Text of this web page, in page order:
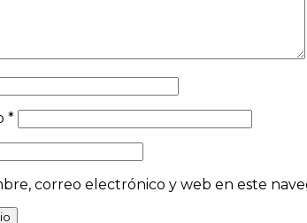
*
correo electrónico y web en este